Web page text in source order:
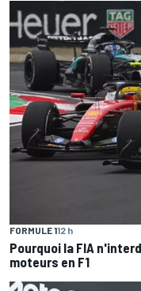
FORMULE 112 h
Pourquoi la FIA
moteurs en F1